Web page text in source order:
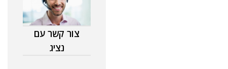
צור קשר עם
נציג